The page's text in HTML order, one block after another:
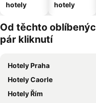
hotely
hotely
Od těchto
pár kliknutí
Hotely Praha
Hotely Caorle
Hotely Řím